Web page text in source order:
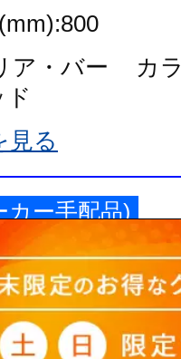
ア・バー
カ
見る
カー手配品)
販売価格